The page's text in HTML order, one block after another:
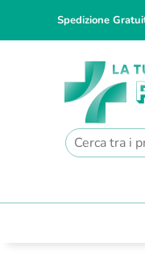
Spedizione